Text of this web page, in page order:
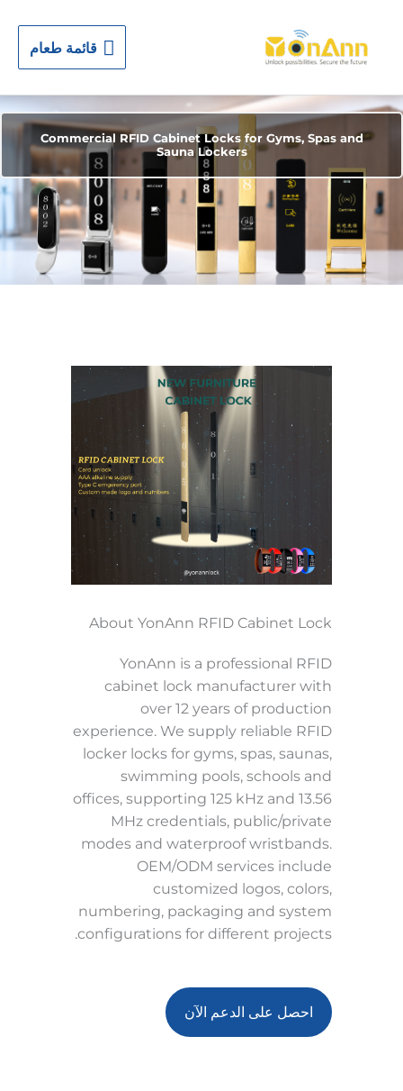
قائمة
قائمة طعام
Commercial RFID Cabinet Locks for Gyms, Spas and
Sauna Lockers
About YonAnn RFID Cabinet Lock
YonAnn is a professional RFID
cabinet lock manufacturer with
over 12 years of production
experience. We supply reliable RFID
locker locks for gyms, spas, saunas,
swimming pools, schools and
offices, supporting 125 kHz and 13.56
MHz credentials, public/private
modes and waterproof wristbands.
OEM/ODM services include
customized logos, colors,
numbering, packaging and system
configurations for different projects.
احصل على الدعم الآن